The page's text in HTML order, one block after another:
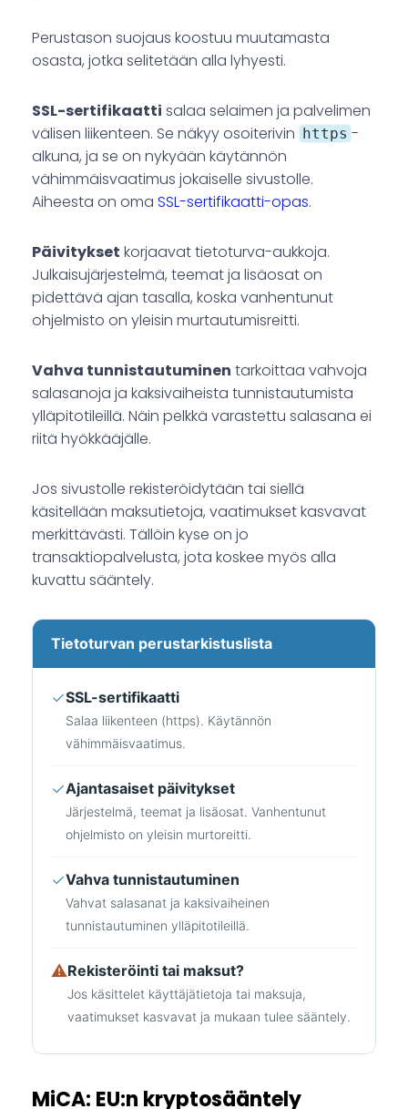
Perustason suojaus koostuu muutamasta
osasta, jotka selitetään alla lyhyesti.
SSL-sertifikaatti salaa selaimen ja palvelimen
välisen liikenteen. Se näkyy osoiterivin https -
alkuna, ja se on nykyään käytännön
vähimmäisvaatimus jokaiselle sivustolle.
Aiheesta on oma SSL-sertifikaatti-opas.
Päivitykset korjaavat tietoturva-aukkoja.
Julkaisujärjestelmä, teemat ja lisäosat on
pidettävä ajan tasalla, koska vanhentunut
ohjelmisto on yleisin murtautumisreitti.
Vahva tunnistautuminen tarkoittaa vahvoja
salasanoja ja kaksivaiheista tunnistautumista
ylläpitotileillä. Näin pelkkä varastettu salasana ei
riitä hyökkääjälle.
Jos sivustolle rekisteröidytään tai siellä
käsitellään maksutietoja, vaatimukset kasvavat
merkittävästi. Tällöin kyse on jo
transaktiopalvelusta, jota koskee myös alla
kuvattu sääntely.
Tietoturvan perustarkistuslista
✓SSL-sertifikaatti
Salaa liikenteen (https). Käytännön
vähimmäisvaatimus.
✓Ajantasaiset päivitykset
Järjestelmä, teemat ja lisäosat. Vanhentunut
ohjelmisto on yleisin murtoreitti.
✓Vahva tunnistautuminen
Vahvat salasanat ja kaksivaiheinen
tunnistautuminen ylläpitotileillä.
⚠Rekisteröinti tai maksut?
Jos käsittelet käyttäjätietoja tai maksuja,
vaatimukset kasvavat ja mukaan tulee sääntely.
MiCA: EU:n kryptosääntely